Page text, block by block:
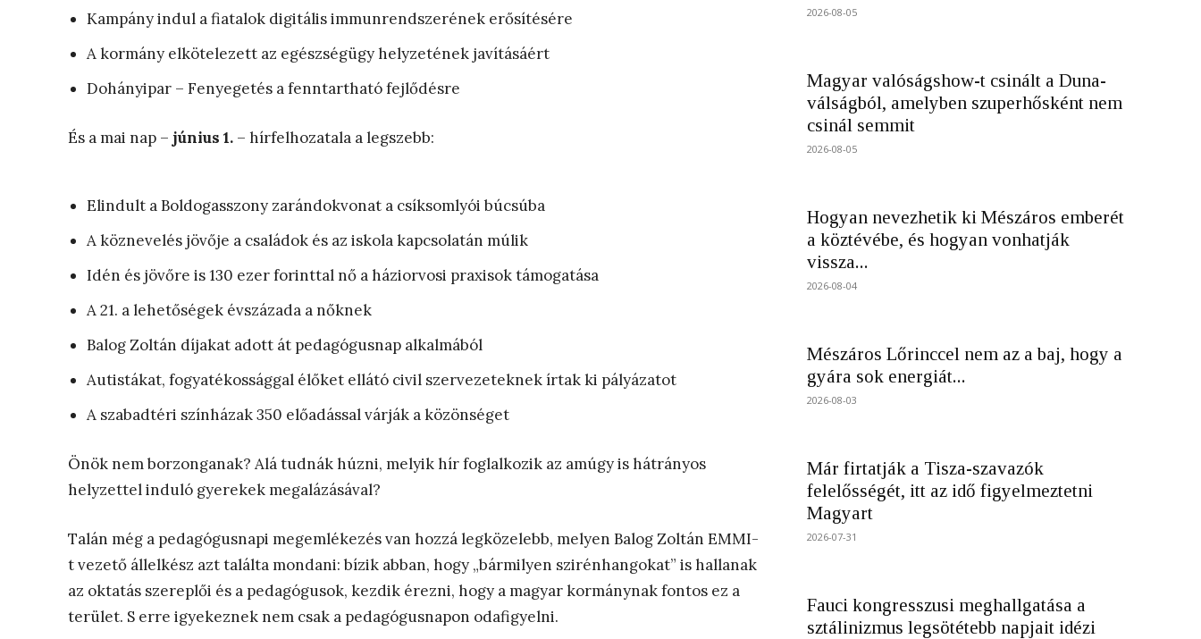
Kampány indul a fiatalok digitális immunrendszerének erősítésére
A kormány elkötelezett az egészségügy helyzetének javításáért
Dohányipar – Fenyegetés a fenntartható fejlődésre
És a mai nap – június 1. – hírfelhozatala a legszebb:
Elindult a Boldogasszony zarándokvonat a csíksomlyói búcsúba
A köznevelés jövője a családok és az iskola kapcsolatán múlik
Idén és jövőre is 130 ezer forinttal nő a háziorvosi praxisok támogatása
A 21. a lehetőségek évszázada a nőknek
Balog Zoltán díjakat adott át pedagógusnap alkalmából
Autistákat, fogyatékossággal élőket ellátó civil szervezeteknek írtak ki pályázatot
A szabadtéri színházak 350 előadással várják a közönséget
Önök nem borzonganak? Alá tudnák húzni, melyik hír foglalkozik az amúgy is hátrányos
helyzettel induló gyerekek megalázásával?
Talán még a pedagógusnapi megemlékezés van hozzá legközelebb, melyen Balog Zoltán EMMI-
t vezető állelkész azt találta mondani: bízik abban, hogy „bármilyen szirénhangokat” is hallanak
az oktatás szereplői és a pedagógusok, kezdik érezni, hogy a magyar kormánynak fontos ez a
terület. S erre igyekeznek nem csak a pedagógusnapon odafigyelni.
2026-08-05
Magyar valóságshow-t csinált a Duna-
válságból, amelyben szuperhősként nem
csinál semmit
2026-08-05
Hogyan nevezhetik ki Mészáros emberét
a köztévébe, és hogyan vonhatják
vissza...
2026-08-04
Mészáros Lőrinccel nem az a baj, hogy a
gyára sok energiát...
2026-08-03
Már firtatják a Tisza-szavazók
felelősségét, itt az idő figyelmeztetni
Magyart
2026-07-31
Fauci kongresszusi meghallgatása a
sztálinizmus legsötétebb napjait idézi